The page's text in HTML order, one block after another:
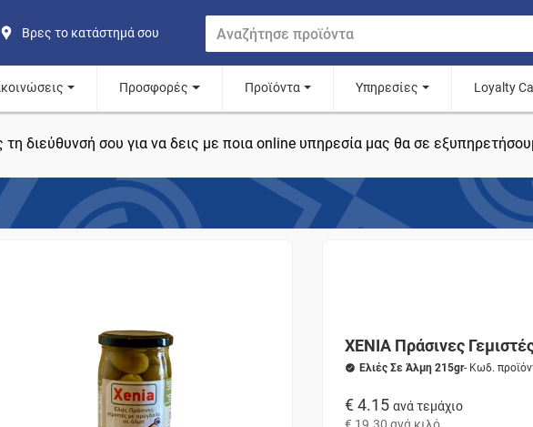
Βρες το κατάστημά σου
Προσφορές Προϊόντα Υπηρεσίες Loyalty
τη διεύθυνσή σου για να δεις με ποια online υπηρεσία μας θα σε
XENIA Πράσινες
Ελιές Σε Άλμη 215gr- Κωδ.
€ 4.15 ανά τεμάχιο